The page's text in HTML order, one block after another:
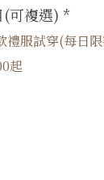
(可複選) *
禮服試穿(每日
起